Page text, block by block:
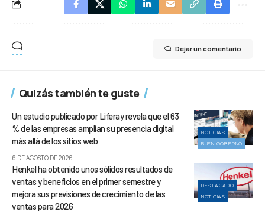
Dejar un comentario
Quizás también te guste
NOTICIAS
BUEN GOBIERNO
Un estudio publicado por Liferay revela que el 63
% de las empresas amplían su presencia digital
más allá de los sitios web
6 DE AGOSTO DE 2026
DESTACADO
NOTICIAS
Henkel ha obtenido unos sólidos resultados de
ventas y beneficios en el primer semestre y
mejora sus previsiones de crecimiento de las
ventas para 2026